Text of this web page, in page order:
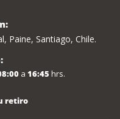
Paine, Santiago, Chile.
a 16:45 hrs.
retiro